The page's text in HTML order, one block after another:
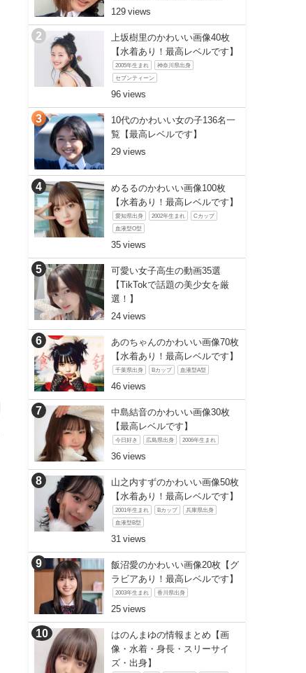
129
上坂樹里のかわいい画像40枚
【水着あり！最高レベルです】
2005年生まれ 神奈川県出身
セブンティーン
96
10代のかわいい女の子136名一
覧【最高レベルです】
29
めるるのかわいい画像100枚
【水着あり！最高レベルです】
愛知県出身 2002年生まれ Cカップ
血液型O型
35
可愛い女子高生の動画35選
【TikTokで話題の美少女を厳
選！】
24
あのちゃんのかわいい画像70枚
【水着あり！最高レベルです】
千葉県出身 Bカップ 血液型A型
46
中島結音のかわいい画像30枚
【最高レベルです】
今日好き 広島県出身 2006年生まれ
36
山之内すずのかわいい画像50枚
【水着あり！最高レベルです】
2001年生まれ Bカップ 兵庫県出身
血液型B型
31
飯沼愛のかわいい画像20枚【グ
ラビアあり！最高レベルです】
2003年生まれ 香川県出身
25
はのんまゆの情報まとめ【画
像・水着・身長・スリーサイ
ズ・出身】